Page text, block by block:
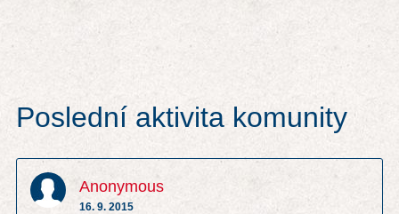
Poslední aktivita komunity
Anonymous
16. 9. 2015